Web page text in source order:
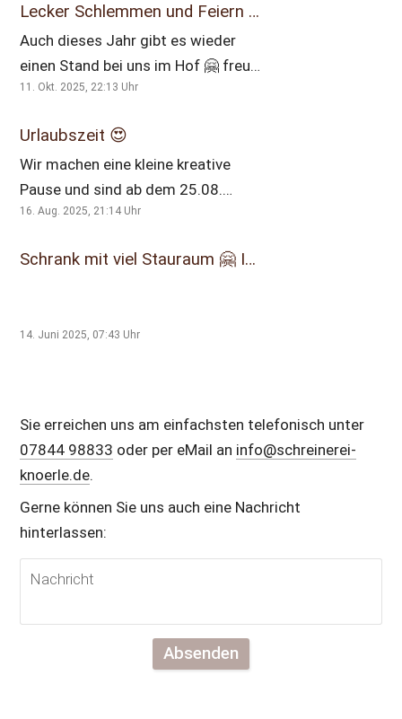
Lecker Schlemmen und Feiern im Hof! 🍽️🥂
Auch dieses Jahr gibt es wieder
einen Stand bei uns im Hof 🤗 freut
euch auf Flammlachs,
ebenso wie Bier, Aperol und
Champagner. Natürlich sind auch
alkoholfreie Getränke am Start.
11. Okt. 2025, 22:13 Uhr
Urlaubszeit 😍
Wir machen eine kleine kreative
Pause und sind ab dem 25.08.
wieder für euch da!
#kreativepause
16. Aug. 2025, 21:14 Uhr
Schrank mit viel Stauraum 🤗 Individuell geplante Schränke auf Maß. #schränke #individuellemöbellösungen #aufmaß #holzarbeiten #stauraumschaffen #schreinereiknoerle
14. Juni 2025, 07:43 Uhr
07844 98833 oder per eMail an info@schreinerei-
knoerle.de.
Gerne können Sie uns auch eine Nachricht
hinterlassen:
Absenden